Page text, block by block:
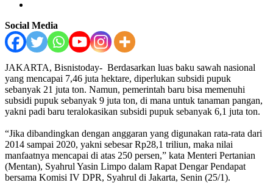
Social Media
JAKARTA, Bisnistoday- Berdasarkan luas baku sawah nasional
yang mencapai 7,46 juta hektare, diperlukan subsidi pupuk
sebanyak 21 juta ton. Namun, pemerintah baru bisa memenuhi
subsidi pupuk sebanyak 9 juta ton, di mana untuk tanaman pangan,
yakni padi baru teralokasikan subsidi pupuk sebanyak 6,1 juta ton.
“Jika dibandingkan dengan anggaran yang digunakan rata-rata dari
2014 sampai 2020, yakni sebesar Rp28,1 triliun, maka nilai
manfaatnya mencapai di atas 250 persen,” kata Menteri Pertanian
(Mentan), Syahrul Yasin Limpo dalam Rapat Dengar Pendapat
bersama Komisi IV DPR, Syahrul di Jakarta, Senin (25/1).